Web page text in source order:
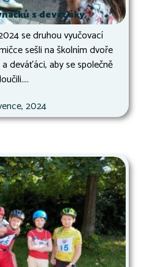
s deváťáky
se druhou vyučovací
sešli na školním dvoře
deváťáci, aby se společně
2024